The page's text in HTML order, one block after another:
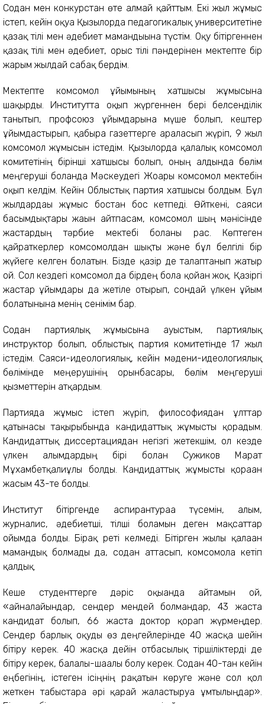
Содан мен конкурстан өте алмай қайттым. Екі жыл жұмыс
істеп, кейін оқуға Қызылорда педагогикалық университетіне
қазақ тілі мен әдебиет мамандығына түстім. Оқу бітіргеннен
қазақ тілі мен әдебиет, орыс тілі пәндерінен мектепте бір
жарым жылдай сабақ бердім.
Мектепте комсомол ұйымының хатшысы жұмысына
шақырды. Институтта оқып жүргеннен бері белсенділік
танытып, профсоюз ұйымдарына мүше болып, кештер
ұйымдастырып, қабырға газеттерге араласып жүріп, 9 жыл
комсомол жұмысын істедім. Қызылорда қалалық комсомол
комитетінің бірінші хатшысы болып, оның алдында бөлім
меңгеруші болғанда Мәскеудегі Жоғары комсомол мектебін
оқып келдім. Кейін Облыстық партия хатшысы болдым. Бұл
жылдардағы жұмыс бостан бос кетпеді. Өйткені, саяси
басымдықтары жағын айтпасам, комсомол шың мәнісінде
жастардың тәрбие мектебі болғаны рас. Көптеген
қайраткерлер комсомолдан шықты және бұл белгілі бір
жүйеге келген болатын. Бізде қазір де талаптанып жатыр
ғой. Сол кездегі комсомол да бірдең бола қойған жоқ. Қазіргі
жастар ұйымдары да жетіле отырып, сондай үлкен ұйым
болатынына менің сенімім бар.
Содан партиялық жұмысына ауыстым, партиялық
инструктор болып, облыстық партия комитетінде 17 жыл
істедім. Саяси-идеологиялық, кейін мәдени-идеологиялық
бөлімінде меңерушінің орынбасары, бөлім меңгеруші
қызметтерін атқардым.
Партияда жұмыс істеп жүріп, философиядан ұлттар
қатынасы тақырыбында кандидаттық жұмысты қорғадым.
Кандидаттық диссертациядан негізгі жетекшім, ол кезде
үлкен ғалымдардың бірі болған Сужиков Марат
Мұхамбетқалиұлы болды. Кандидаттық жұмысты қорғаған
жасым 43-те болды.
Институт бітіргенде аспирантураға түсемін, ғалым,
журналис, әдебиетші, тілші боламын деген мақсаттар
ойымда болды. Бірақ реті келмеді. Бітірген жылы қалаған
мамандық болмады да, содан аттасып, комсомолға кетіп
қалдық.
Кеше студенттерге дәріс оқығанда айтамын ғой,
«айналайындар, сендер мендей болмандар, 43 жаста
кандидат болып, 66 жаста доктор қорғап жүрмеңдер.
Сендер барлық оқуды өз деңгейлерінде 40 жасқа шейін
бітіру керек. 40 жасқа дейін отбасылық тіршіліктерді де
бітіру керек, балалы-шағалы болу керек. Содан 40-тан кейін
еңбегінің, істеген ісіңнің рақатын көруге және сол қол
жеткен табыстарға әрі қарай жалғастыруға ұмтылыңдар».